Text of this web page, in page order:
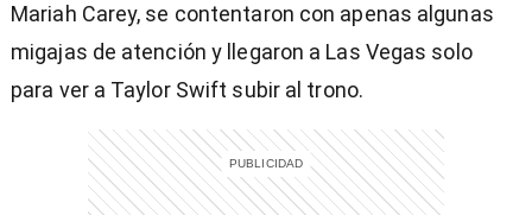
Mariah Carey, se contentaron con apenas algunas
migajas de atención y llegaron a Las Vegas solo
para ver a Taylor Swift subir al trono.